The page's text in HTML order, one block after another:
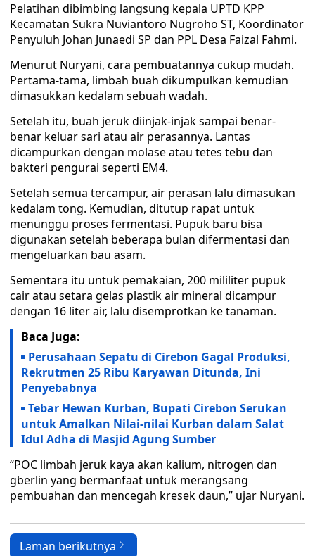
Pelatihan dibimbing langsung kepala UPTD KPP
Kecamatan Sukra Nuviantoro Nugroho ST, Koordinator
Penyuluh Johan Junaedi SP dan PPL Desa Faizal Fahmi.
Menurut Nuryani, cara pembuatannya cukup mudah.
Pertama-tama, limbah buah dikumpulkan kemudian
dimasukkan kedalam sebuah wadah.
Setelah itu, buah jeruk diinjak-injak sampai benar-
benar keluar sari atau air perasannya. Lantas
dicampurkan dengan molase atau tetes tebu dan
bakteri pengurai seperti EM4.
Setelah semua tercampur, air perasan lalu dimasukan
kedalam tong. Kemudian, ditutup rapat untuk
menunggu proses fermentasi. Pupuk baru bisa
digunakan setelah beberapa bulan difermentasi dan
mengeluarkan bau asam.
Sementara itu untuk pemakaian, 200 mililiter pupuk
cair atau setara gelas plastik air mineral dicampur
dengan 16 liter air, lalu disemprotkan ke tanaman.
Baca Juga:
Perusahaan Sepatu di Cirebon Gagal Produksi,
Rekrutmen 25 Ribu Karyawan Ditunda, Ini
Penyebabnya
Tebar Hewan Kurban, Bupati Cirebon Serukan
untuk Amalkan Nilai-nilai Kurban dalam Salat
Idul Adha di Masjid Agung Sumber
“POC limbah jeruk kaya akan kalium, nitrogen dan
gberlin yang bermanfaat untuk merangsang
pembuahan dan mencegah kresek daun,” ujar Nuryani.
Laman berikutnya